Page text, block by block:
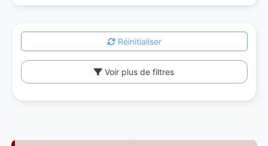
Réinitialiser
Voir plus de filtres